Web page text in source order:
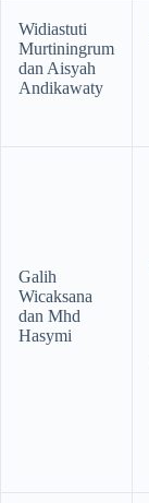
Widiastuti
Murtiningrum
dan Aisyah
Andikawaty
Galih
Wicaksana
dan Mhd
Hasymi